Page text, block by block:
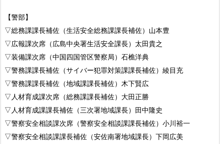
【警部】
▽総務課課長補佐（生活安全総務課課長補佐）山本豊
▽広報課次席（広島中央署生活安全課長）太田貴之
▽装備課次席（中国四国管区警察局）石樵洋典
▽警務課課長補佐（サイバー犯罪対策課課長補佐）綾目充
▽警務課課長補佐（地域課課長補佐）木下賢広
▽人材育成課次席（総務課課長補佐）大田正勝
▽人材育成課課長補佐（三次署地域課長）田中隆史
▽警察安全相談課次席（警察安全相談課課長補佐）小川裕一
▽警察安全相談課課長補佐（安佐南署地域課長）下岡広美